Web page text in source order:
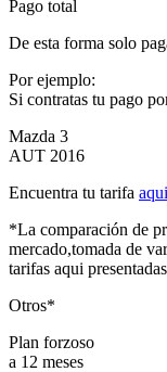
Pago total
De esta forma solo
Por ejemplo:
Si contratas tu pago
Mazda 3
AUT 2016
Encuentra tu tarifa aqui
*La comparación de
mercado,tomada de
tarifas aqui
Otros*
Plan forzoso
a 12 meses